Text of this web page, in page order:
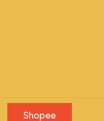
Shopee